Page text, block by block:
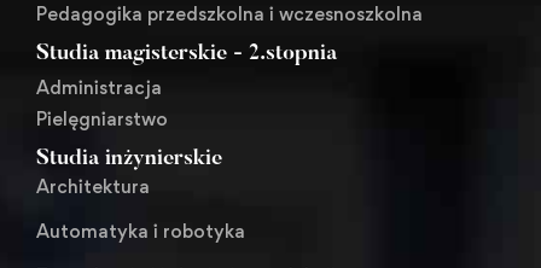
Pedagogika przedszkolna i wczesnoszkolna
Studia magisterskie - 2.stopnia
Administracja
Pielęgniarstwo
Studia inżynierskie
Architektura
Automatyka i robotyka